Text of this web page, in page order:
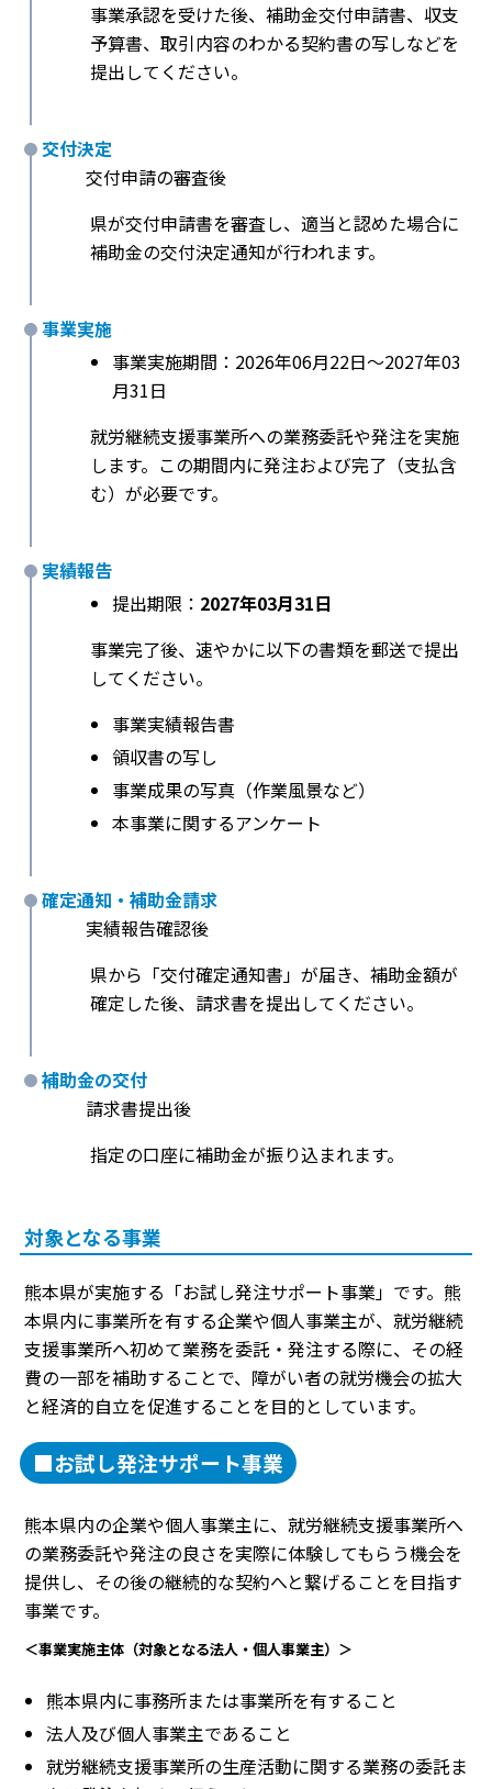
事業承認を受けた後、補助金交付申請書、収支
予算書、取引内容のわかる契約書の写しなどを
提出してください。
交付決定
交付申請の審査後
県が交付申請書を審査し、適当と認めた場合に
補助金の交付決定通知が行われます。
事業実施
事業実施期間：2026年06月22日〜2027年03
月31日
就労継続支援事業所への業務委託や発注を実施
します。この期間内に発注および完了（支払含
む）が必要です。
実績報告
提出期限： 2027年03月31日
事業完了後、速やかに以下の書類を郵送で提出
してください。
事業実績報告書
領収書の写し
事業成果の写真（作業風景など）
本事業に関するアンケート
確定通知・補助金請求
実績報告確認後
県から「交付確定通知書」が届き、補助金額が
確定した後、請求書を提出してください。
補助金の交付
請求書提出後
指定の口座に補助金が振り込まれます。
対象となる事業
熊本県が実施する「お試し発注サポート事業」です。熊
本県内に事業所を有する企業や個人事業主が、就労継続
支援事業所へ初めて業務を委託・発注する際に、その経
費の一部を補助することで、障がい者の就労機会の拡大
と経済的自立を促進することを目的としています。
■お試し発注サポート事業
熊本県内の企業や個人事業主に、就労継続支援事業所へ
の業務委託や発注の良さを実際に体験してもらう機会を
提供し、その後の継続的な契約へと繋げることを目指す
事業です。
＜事業実施主体（対象となる法人・個人事業主）＞
熊本県内に事務所または事業所を有すること
法人及び個人事業主であること
就労継続支援事業所の生産活動に関する業務の委託ま